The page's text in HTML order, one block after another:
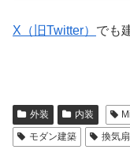
X（旧Twitter） でも
外装 内装
モダン建築
換気扇